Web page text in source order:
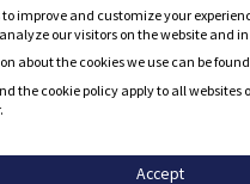
Yepstr
ned Yepstr
to improve and customize your
our visitors on the website and
about the cookies we use can be
the cookie policy apply to all websites
Accept